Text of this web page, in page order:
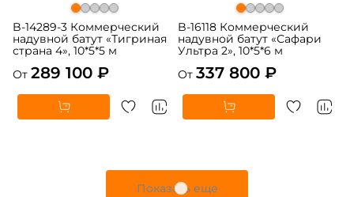
B-14289-3 Коммерческий
надувной батут «Тигриная
страна 4», 10*5*5 м
От 289 100 ₽
B-16118 Коммерческий
надувной батут «Сафари
Ультра 2», 10*5*6 м
От 337 800 ₽
Показать еще